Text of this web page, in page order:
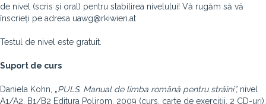
de nivel (scris și oral) pentru stabilirea nivelului! Vă rugăm să vă
înscrieți pe adresa uawg@rkiwien.at
Testul de nivel este gratuit.
Suport de curs
Daniela Kohn, „PULS. Manual de limba română pentru străini”, nivel
A1/A2, B1/B2 Editura Polirom, 2009 (curs, carte de exerciții, 2 CD-uri),